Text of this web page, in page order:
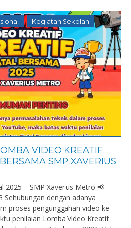
Kegiatan Sekolah
VIDEO KREATIF
SMP XAVERIUS
2025 – SMP Xaverius Metro 📢
Sehubungan dengan adanya
proses pengunggahan video ke
penilaian Lomba Video Kreatif